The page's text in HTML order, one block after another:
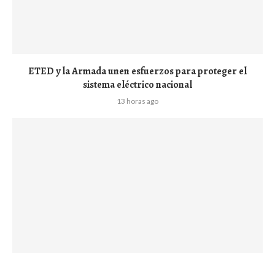
ETED y la Armada unen esfuerzos para proteger el
sistema eléctrico nacional
13 horas ago